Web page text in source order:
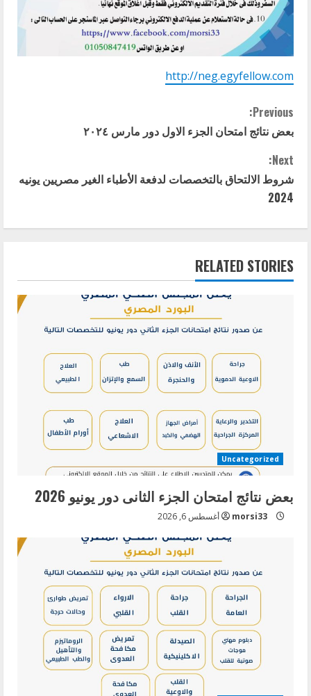
http://neg.egyfellow.com
C
o
n
t
i
n
u
n
Previous:
بعض نتائج امتحان الجزء الاول دور مارس ٢٠٢٤
Next:
شروط الالتحاق بالتخصصات لدفعة الأطباء الغير مصريين يونيه
2024
RELATED STORIES
Uncategorized
بعض نتائج امتحان الجزء الثانى دور يونيو 2026
morsi33 أغسطس 6, 2026